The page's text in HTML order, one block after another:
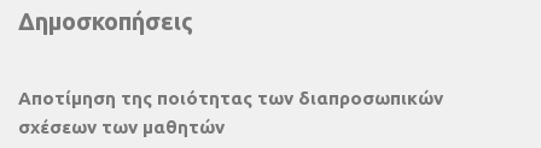
Δημοσκοπήσεις
Αποτίμηση της ποιότητας των διαπροσωπικών
σχέσεων των μαθητών